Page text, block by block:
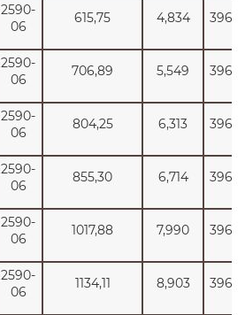
2590-
06
615,75 4,834
2590-
06
706,89 5,549
2590-
06
804,25 6,313
2590-
06
855,30 6,714
2590-
06
1017,88 7,990
2590-
06
1134,11 8,903